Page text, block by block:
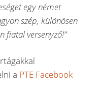
egy német
szép, különösen
fiatal versenyző!”
a PTE Facebook